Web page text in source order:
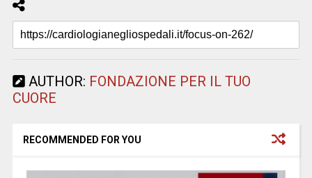
AUTHOR: FONDAZIONE PER IL TUO
CUORE
RECOMMENDED FOR YOU